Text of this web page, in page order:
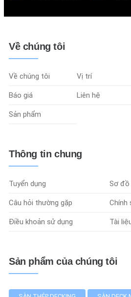
Về chúng tôi
Về chúng tôi Vị trí
Báo giá Liên hệ
Sản phẩm
Thông tin chung
Tuyển dụng Sơ đồ
Câu hỏi thường gặp Chính
Điều khoản sử dụng Tài
Sản phẩm của chúng tôi